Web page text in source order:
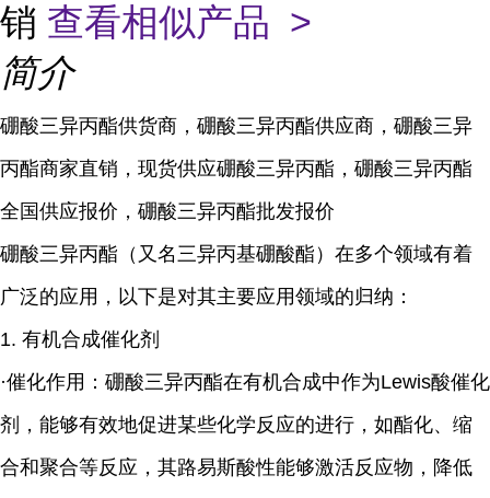
销 查看相似产品 >
简介
硼酸三异丙酯供货商，硼酸三异丙酯供应商，硼酸三异
丙酯商家直销，现货供应硼酸三异丙酯，硼酸三异丙酯
全国供应报价，硼酸三异丙酯批发报价
硼酸三异丙酯（又名三异丙基硼酸酯）在多个领域有着
广泛的应用，以下是对其主要应用领域的归纳：
1. 有机合成催化剂
·催化作用：硼酸三异丙酯在有机合成中作为Lewis酸催化
剂，能够有效地促进某些化学反应的进行，如酯化、缩
合和聚合等反应，其路易斯酸性能够激活反应物，降低